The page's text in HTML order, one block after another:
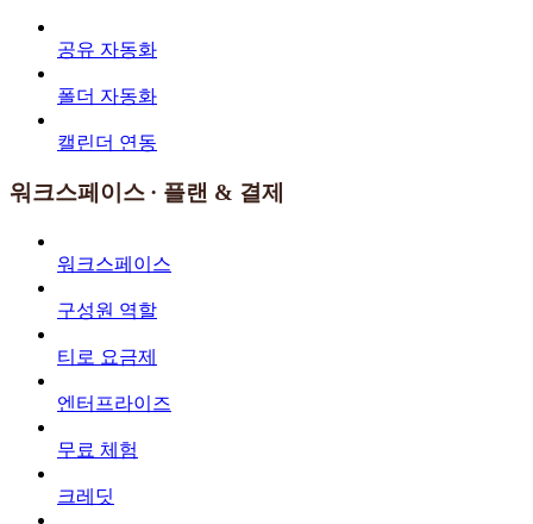
공유 자동화
폴더 자동화
캘린더 연동
워크스페이스 · 플랜 & 결제
워크스페이스
구성원 역할
티로 요금제
엔터프라이즈
무료 체험
크레딧